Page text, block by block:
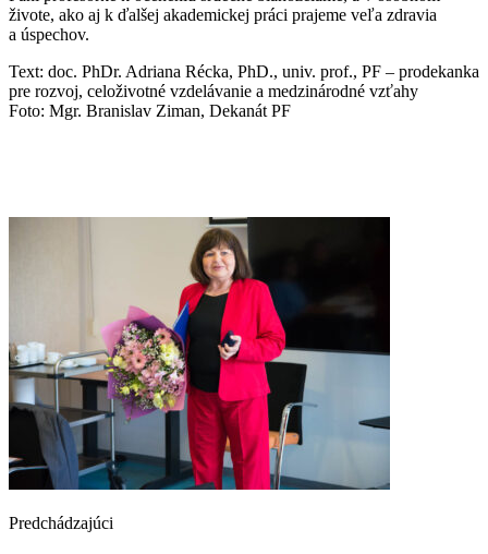
živote, ako aj k ďalšej akademickej práci prajeme veľa zdravia
a úspechov.
Text: doc. PhDr. Adriana Récka, PhD., univ. prof., PF – prodekanka
pre rozvoj, celoživotné vzdelávanie a medzinárodné vzťahy
Foto: Mgr. Branislav Ziman, Dekanát PF
Predchádzajúci